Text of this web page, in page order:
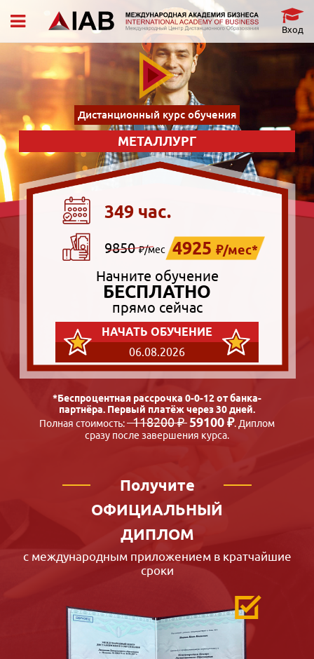
Вход
Дистанционный курс обучения
МЕТАЛЛУРГ
349 час.
9850₽/мес 4925 ₽/мес*
Начните обучение
БЕСПЛАТНО
прямо сейчас
НАЧАТЬ ОБУЧЕНИЕ
06.08.2026
*Беспроцентная рассрочка 0-0-12 от банка-
партнёра. Первый платёж через 30 дней.
Полная стоимость:118200 ₽ 59100 ₽. Диплом
сразу после завершения курса.
Получите
ОФИЦИАЛЬНЫЙ
ДИПЛОМ
с международным приложением в кратчайшие
сроки